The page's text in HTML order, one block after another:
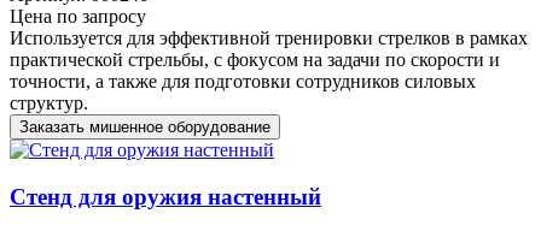
Цена по запросу
Используется для эффективной тренировки стрелков в рамках
практической стрельбы, с фокусом на задачи по скорости и
точности, а также для подготовки сотрудников силовых
структур.
Заказать мишенное оборудование
Стенд для оружия настенный